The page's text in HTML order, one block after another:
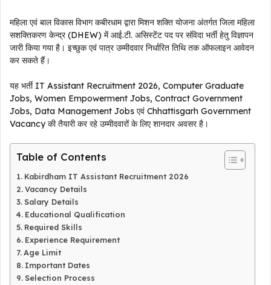
महिला एवं बाल विकास विभाग कबीरधाम द्वारा मिशन शक्ति योजना अंतर्गत जिला महिला
सशक्तिकरण केन्द्र (DHEW) में आई.टी. असिस्टेंट पद पर संविदा भर्ती हेतु विज्ञापन
जारी किया गया है। इच्छुक एवं पात्र उम्मीदवार निर्धारित तिथि तक ऑफलाइन आवेदन
कर सकते हैं।
यह भर्ती IT Assistant Recruitment 2026, Computer Graduate
Jobs, Women Empowerment Jobs, Contract Government
Jobs, Data Management Jobs एवं Chhattisgarh Government
Vacancy की तैयारी कर रहे उम्मीदवारों के लिए शानदार अवसर है।
Table of Contents
Kabirdham IT Assistant Recruitment 2026
Vacancy Details
Salary Details
Educational Qualification
Required Skills
Experience Requirement
Age Limit
Important Dates
Selection Process